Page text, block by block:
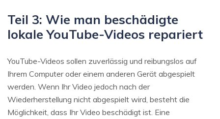
Teil 3: Wie man beschädigte
lokale YouTube-Videos repariert
YouTube-Videos sollen zuverlässig und reibungslos auf
Ihrem Computer oder einem anderen Gerät abgespielt
werden. Wenn Ihr Video jedoch nach der
Wiederherstellung nicht abgespielt wird, besteht die
Möglichkeit, dass Ihr Video beschädigt ist. Eine